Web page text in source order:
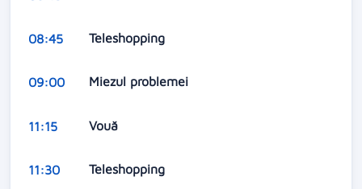
08:45 Teleshopping
09:00 Miezul problemei
11:15 Vouă
11:30 Teleshopping